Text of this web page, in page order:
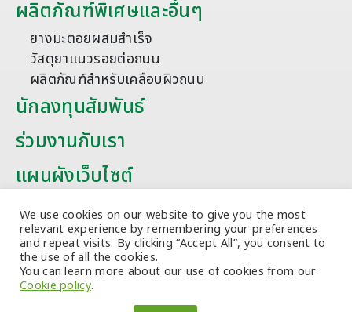
ผลิตภัณฑ์พิเศษและอื่นๆ
ยางมะตอยผสมสำเร็จ
วัสดุยาแนวรอยต่อถนน
ผลิตภัณฑ์สำหรับเคลือบผิวถนน
นักลงทุนสัมพันธ์
ร่วมงานกับเรา
แผนผังเว็บไซต์
บทความ
We use cookies on our website to give you the most
relevant experience by remembering your preferences
and repeat visits. By clicking “Accept All”, you consent to
the use of all the cookies.
You can learn more about our use of cookies from our
Cookie policy.